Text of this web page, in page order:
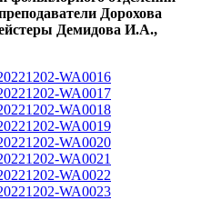
Дорохова
Демидова И.А.,
WA0016
WA0017
WA0018
WA0019
WA0020
WA0021
WA0022
WA0023